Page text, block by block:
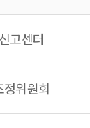
고센터
정위원회